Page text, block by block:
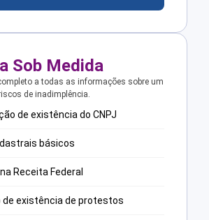
Sob Medida
a todas as informações sobre um
de inadimplência.
de existência do CNPJ
básicos
Receita Federal
de existência de protestos